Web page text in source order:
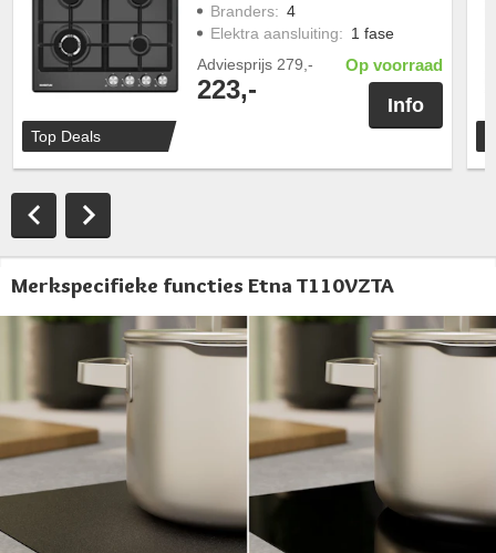
Top Deals
Branders: 4
Elektra aansluiting: 1 fase
Adviesprijs 279,-
223,-
Op voorraad
Info
Merkspecifieke functies Etna T110VZTA